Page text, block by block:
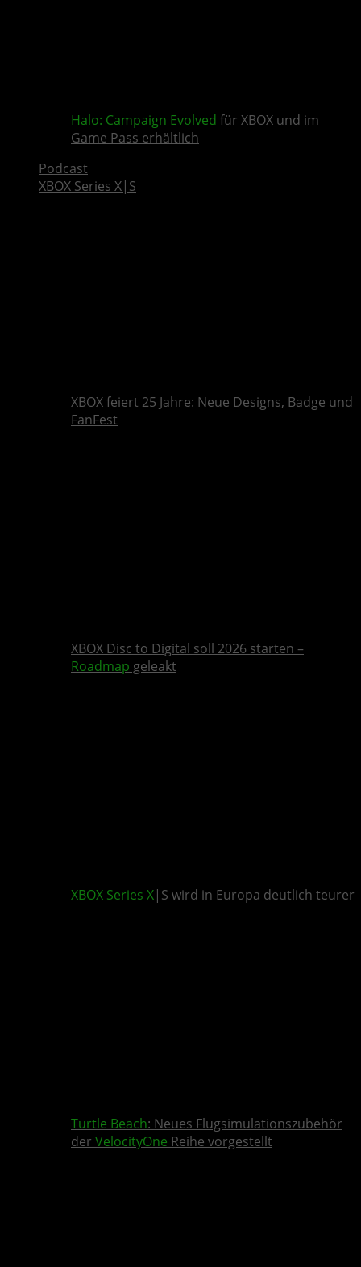
Halo: Campaign Evolved für XBOX und im
Game Pass erhältlich
Podcast
XBOX Series X|S
XBOX feiert 25 Jahre: Neue Designs, Badge und
FanFest
XBOX Disc to Digital soll 2026 starten –
Roadmap geleakt
XBOX Series X|S wird in Europa deutlich teurer
Turtle Beach: Neues Flugsimulationszubehör
der VelocityOne Reihe vorgestellt